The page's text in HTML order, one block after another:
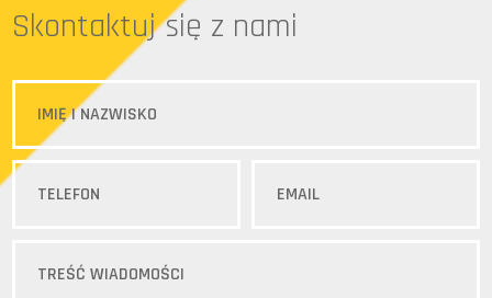
Skontaktuj się z nami